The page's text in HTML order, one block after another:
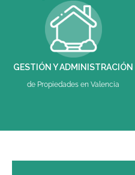
GESTIÓN Y ADMINISTRACIÓN
de Propiedades en Valencia